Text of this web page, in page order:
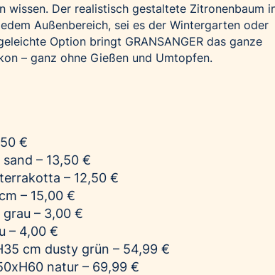
wissen. Der realistisch gestaltete Zitronenbaum
Außenbereich, sei es der Wintergarten oder
Option bringt GRANSANGER das ganze
– ganz ohne Gießen und Umtopfen.
€
– 13,50 €
– 12,50 €
– 15,00 €
– 3,00 €
– 4,00 €
cm dusty grün – 54,99 €
natur – 69,99 €